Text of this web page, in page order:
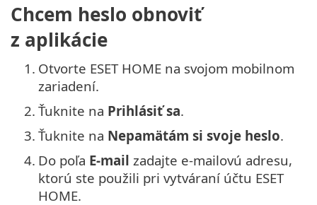
Chcem heslo obnoviť
z aplikácie
1. Otvorte ESET HOME na svojom mobilnom
zariadení.
2. Ťuknite na Prihlásiť sa.
3. Ťuknite na Nepamätám si svoje heslo.
4. Do poľa E‑mail zadajte e‑mailovú adresu,
ktorú ste použili pri vytváraní účtu ESET
HOME.